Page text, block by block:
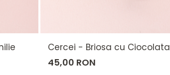
Cercei - Briosa cu Ciocolata
45,00 RON